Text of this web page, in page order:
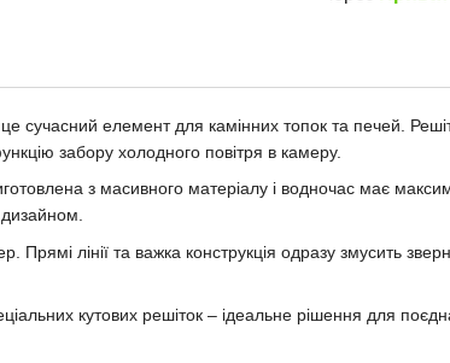
сучасний елемент для камінних топок та печей.
забору холодного повітря в камеру.
з масивного матеріалу і водночас має
Прямі лінії та важка конструкція одразу змусить
кутових решіток – ідеальне рішення для